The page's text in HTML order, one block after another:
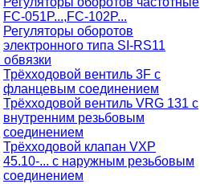
FC-051P...,FC-102P...
Регуляторы оборотов
электронного типа SI-RS11
Трёхходовой вентиль 3F с
фланцевым соединением
Трёхходовой вентиль VRG 131 с
внутренним резьбовым
соединением
Трёхходовой клапан VXP
45.10-... с наружным резьбовым
соединением